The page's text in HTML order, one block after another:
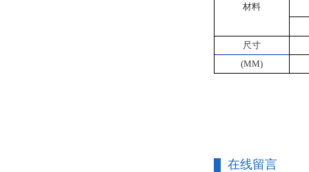
材料
尺寸
(MM)
在线留言